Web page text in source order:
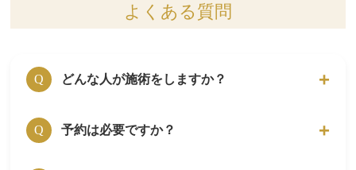
よくある質問
Q どんな人が施術をしますか？
A
はり師・きゅう師の国家資格を保有している者
Q 予約は必要ですか？